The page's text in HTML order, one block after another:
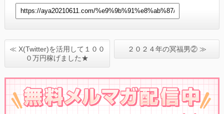
≪ X(Twitter)を活用して１００
０万円稼げました★
２０２４年の冥福男② ≫